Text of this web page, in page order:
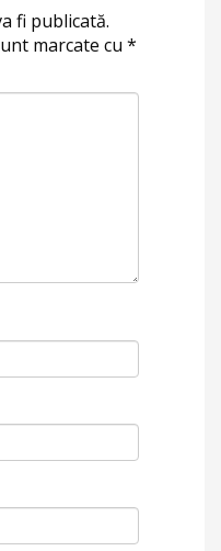
fi publicată.
marcate cu *